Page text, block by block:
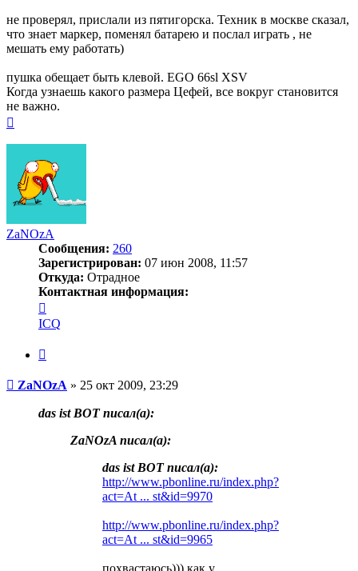
не проверял, прислали из пятигорска. Техник в москве сказал,
что знает маркер, поменял батарею и послал играть , не
мешать ему работать)
пушка обещает быть клевой. EGO 66sl XSV
Когда узнаешь какого размера Цефей, все вокруг становится
не важно.
началу
ZaNOzA
Сообщения: 260
Зарегистрирован: 07 июн 2008, 11:57
Откуда: Отрадное
Контактная информация:
информация
пользователя
ICQ
Сообщение
ZaNOzA » 25 окт 2009, 23:29
das ist BOT писал(a):
ZaNOzA писал(a):
das ist BOT писал(a):
http://www.pbonline.ru/index.php?
act=At ... st&id=9970
http://www.pbonline.ru/index.php?
act=At ... st&id=9965